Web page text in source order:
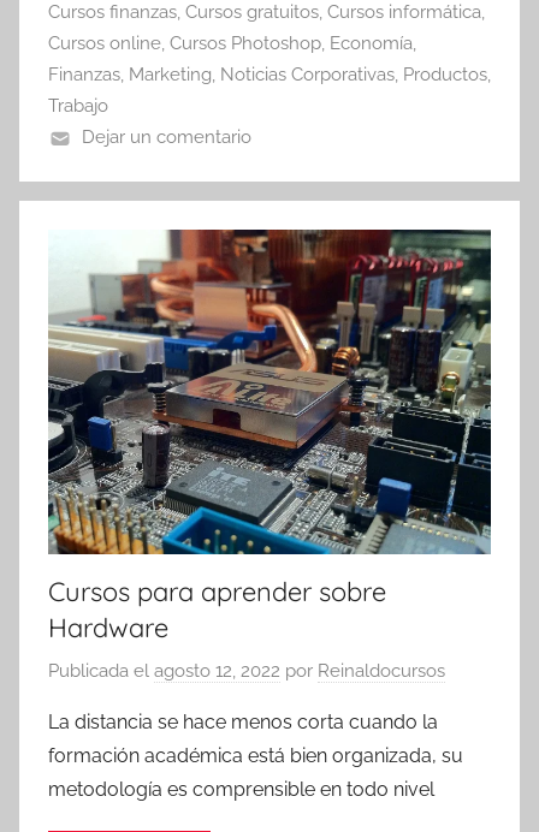
Cursos finanzas, Cursos gratuitos, Cursos informática,
Cursos online, Cursos Photoshop, Economía,
Finanzas, Marketing, Noticias Corporativas, Productos,
Trabajo
Dejar un comentario
Cursos para aprender sobre
Hardware
Publicada el agosto 12, 2022 por Reinaldocursos
La distancia se hace menos corta cuando la
formación académica está bien organizada, su
metodología es comprensible en todo nivel